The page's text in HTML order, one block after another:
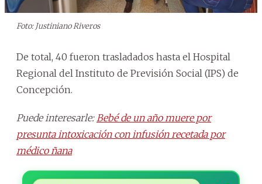
Foto: Justiniano Riveros
De total, 40 fueron trasladados hasta el Hospital
Regional del Instituto de Previsión Social (IPS) de
Concepción.
Puede interesarle: Bebé de un año muere por
presunta intoxicación con infusión recetada por
médico ñana